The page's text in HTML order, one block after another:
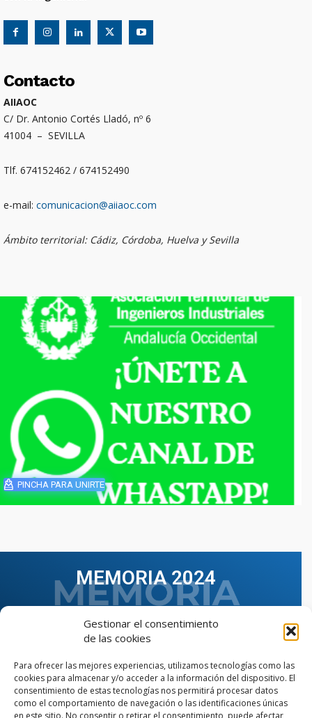
Gestionar el consentimiento
de las cookies
Para ofrecer las mejores experiencias, utilizamos tecnologías como las
cookies para almacenar y/o acceder a la información del dispositivo. El
consentimiento de estas tecnologías nos permitirá procesar datos
como el comportamiento de navegación o las identificaciones únicas
en este sitio. No consentir o retirar el consentimiento, puede afectar
Contacto
AIIAOC
C/ Dr. Antonio Cortés Lladó, nº 6
41004 – SEVILLA
Tlf. 674152462 / 674152490
e-mail: comunicacion@aiiaoc.com
Ámbito territorial: Cádiz, Córdoba, Huelva y Sevilla
PINCHA PARA UNIRTE
MEMORIA 2024